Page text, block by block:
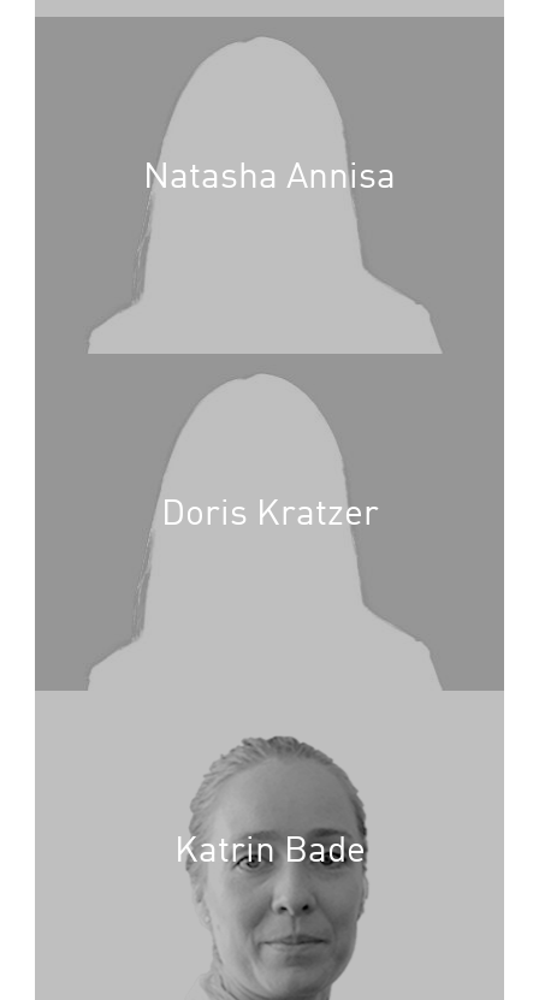
Natasha Annisa
Doris Kratzer
Katrin Bade